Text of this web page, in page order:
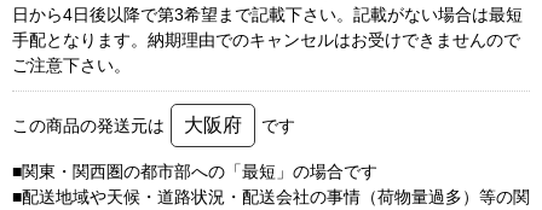
日から4日後以降で第3希望まで記載下さい。記載がない場合は最短
手配となります。納期理由でのキャンセルはお受けできませんので
ご注意下さい。
この商品の発送元は 大阪府 です
■関東・関西圏の都市部への「最短」の場合です
■配送地域や天候・道路状況・配送会社の事情（荷物量過多）等の関